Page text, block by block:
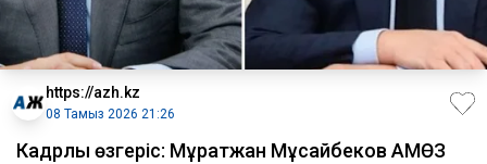
https://azh.kz
08 Тамыз 2026 21:26
Кадрлық өзгеріс: Мұратжан Мұсайбеков АМӨЗ